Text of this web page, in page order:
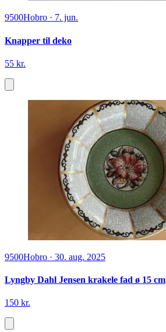
9500Hobro · 7. jun.
Knapper til deko
55 kr.
9500Hobro · 30. aug. 2025
Lyngby Dahl Jensen krakele fad ø 15 cm
150 kr.